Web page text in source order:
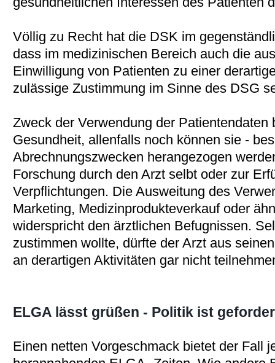
Völlig zu Recht hat die DSK im
dass im medizinischen Bereich auch die
Einwilligung von Patienten zu einer
zulässige Zustimmung im Sinne des DSG
Zweck der Verwendung der Patientendaten
Gesundheit, allenfalls noch können sie -
Abrechnungszwecken herangezogen
Forschung durch den Arzt selbt oder zur
Verpflichtungen. Die Ausweitung des
Marketing, Medizinprodukteverkauf oder
widerspricht den ärztlichen Befugnissen.
zustimmen wollte, dürfte der Arzt aus
an derartigen Aktivitäten gar nicht
ELGA lässt grüßen - Politik ist
Einen netten Vorgeschmack bietet der Fall